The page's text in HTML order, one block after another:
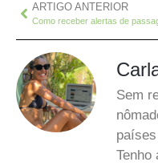
ARTIGO ANTERIOR
Sem
Tenho